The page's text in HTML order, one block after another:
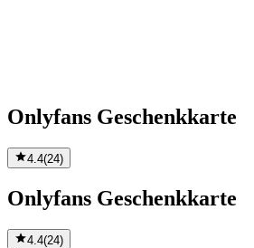
Onlyfans Geschenkkarte
4.4(24)
Onlyfans Geschenkkarte
4.4(24)